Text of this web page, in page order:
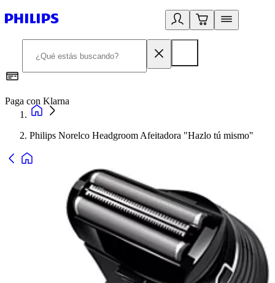
Paga con Klarna
Philips Norelco Headgroom Afeitadora "Hazlo tú mismo"